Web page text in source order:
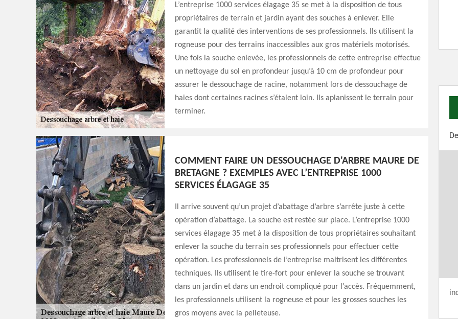
L’entreprise 1000 services élagage 35 se met à la disposition de tous
propriétaires de terrain et jardin ayant des souches à enlever. Elle
garantit la qualité des interventions de ses professionnels. Ils utilisent la
rogneuse pour des terrains inaccessibles aux gros matériels motorisés.
Une fois la souche enlevée, les professionnels de cette entreprise effectue
un nettoyage du sol en profondeur jusqu’à 10 cm de profondeur pour
assurer le dessouchage de racine, notamment lors de dessouchage de
haies dont certaines racines s’étalent loin. Ils aplanissent le terrain pour
terminer.
COMMENT FAIRE UN DESSOUCHAGE D'ARBRE MAURE DE
BRETAGNE ? EXEMPLES AVEC L’ENTREPRISE 1000
SERVICES ÉLAGAGE 35
Il arrive souvent qu’un projet d’abattage d’arbre s’arrête juste à cette
opération d’abattage. La souche est restée sur place. L’entreprise 1000
services élagage 35 met à la disposition de tous propriétaires souhaitant
enlever la souche du terrain ses professionnels pour effectuer cette
opération. Les professionnels de l’entreprise maitrisent les différentes
techniques. Ils utilisent le tire-fort pour enlever la souche se trouvant
dans un jardin et dans un endroit compliqué pour l’accès. Fréquemment,
les professionnels utilisent la rogneuse et pour les grosses souches les
gros moyens avec la pelleteuse.